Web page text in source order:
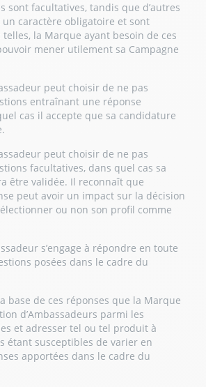
sont facultatives, tandis que d’autres
caractère obligatoire et sont
la Marque ayant besoin de ces
mener utilement sa Campagne
peut choisir de ne pas
entraînant une réponse
cas il accepte que sa candidature
peut choisir de ne pas
facultatives, dans quel cas sa
être validée. Il reconnaît que
peut avoir un impact sur la décision
ou non son profil comme
s’engage à répondre en toute
posées dans le cadre du
base de ces réponses que la Marque
d’Ambassadeurs parmi les
et adresser tel ou tel produit à
étant susceptibles de varier en
apportées dans le cadre du